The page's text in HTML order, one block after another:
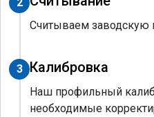
Считываем заводскую
3 Калибровка
Наш профильный
необходимые